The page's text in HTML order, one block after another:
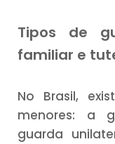
Tipos de
familiar e
No Brasil,
menores: a
guarda